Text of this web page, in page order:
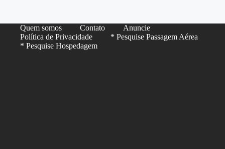
Quem somos Contato
Anuncie
Política de Privacidade
* Pesquise Passagem Aérea
* Pesquise Hospedagem